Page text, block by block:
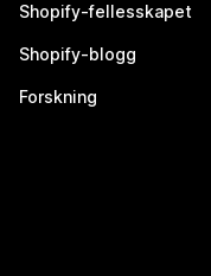
Shopify-fellesskapet
Shopify-blogg
Forskning